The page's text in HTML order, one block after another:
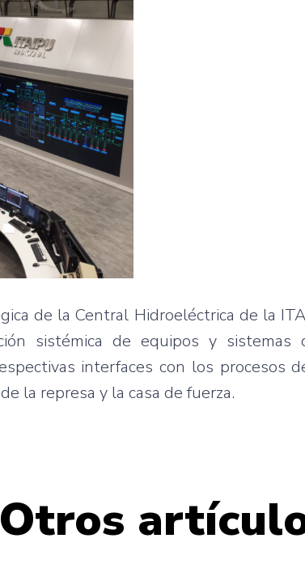
de la Central Hidroeléctrica de la
sistémica de equipos y sistemas
interfaces con los procesos
la represa y la casa de fuerza.
Otros